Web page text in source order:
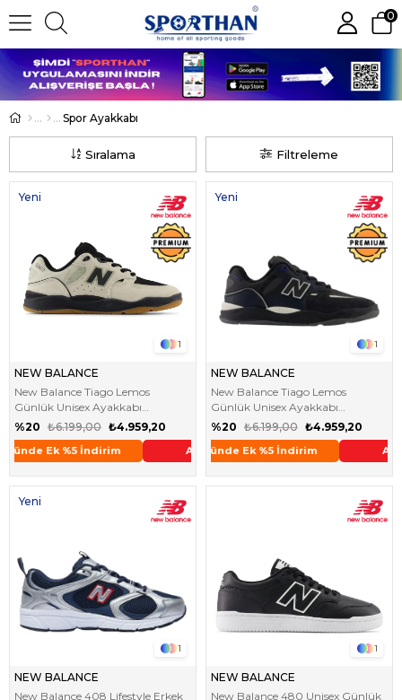
0
Spor Ayakkabı
Filtreleme
Sıralama
1
NEW BALANCE
New Balance Tiago Lemos
Günlük Unisex Ayakkabı
NM1010PH
%20 ₺4.959,20
₺6.199,00
Yeni
Aynı Gün Kargo ! 2. Üründe Ek %5 İndirim
1
NEW BALANCE
New Balance Tiago Lemos
Günlük Unisex Ayakkabı
NM1010UR
%20 ₺4.959,20
₺6.199,00
Yeni
2. Üründe Ek %5 İndirim Aynı Gün Kargo !
1
NEW BALANCE
New Balance 408 Lifestyle Erkek
Yeni
1
NEW BALANCE
New Balance 480 Unisex Günlük